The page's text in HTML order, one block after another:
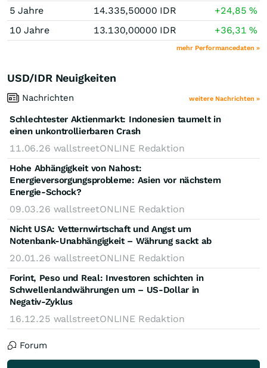
5 Jahre 14.335,50000 IDR +24,85%
10 Jahre
13.130,00000 IDR +36,31%
mehr Performancedaten »
USD/IDR Neuigkeiten
Nachrichten weitere Nachrichten »
Schlechtester Aktienmarkt: Indonesien taumelt in
einen unkontrollierbaren Crash
11.06.26 wallstreetONLINE Redaktion
Hohe Abhängigkeit von Nahost:
Energieversorgungsprobleme: Asien vor nächstem
Energie-Schock?
09.03.26 wallstreetONLINE Redaktion
Nicht USA: Vetternwirtschaft und Angst um
Notenbank-Unabhängigkeit – Währung sackt ab
20.01.26 wallstreetONLINE Redaktion
Forint, Peso und Real: Investoren schichten in
Schwellenlandwährungen um – US-Dollar in
Negativ-Zyklus
16.12.25 wallstreetONLINE Redaktion
Forum